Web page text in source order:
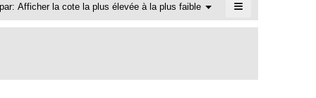
Afficher la cote la plus élevée à la plus faible ▼
Menu ≡
Cliquer
sur
à